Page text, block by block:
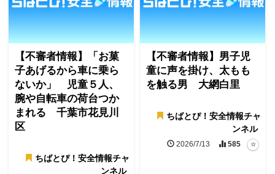
【不審者情報】「お菓
子あげるから車に乗ら
ないか」 児童５人、
腕や自転車の荷台つか
まれる 千葉市花見川
区
ちばとぴ！安全情報チャ
ンネル
【不審者情報】男子児
童に声を掛け、太もも
を触る男 大網白里
ちばとぴ！安全情報チャ
ンネル
2026/7/13 585